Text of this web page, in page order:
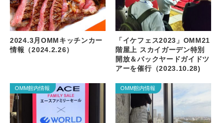
2024.3月OMMキッチンカー
情報（2024.2.26）
「イケフェス2023」OMM21
階屋上 スカイガーデン特別
開放＆バックヤードガイドツ
アーを催行（2023.10.28)
OMM館内情報 OMM館内情報